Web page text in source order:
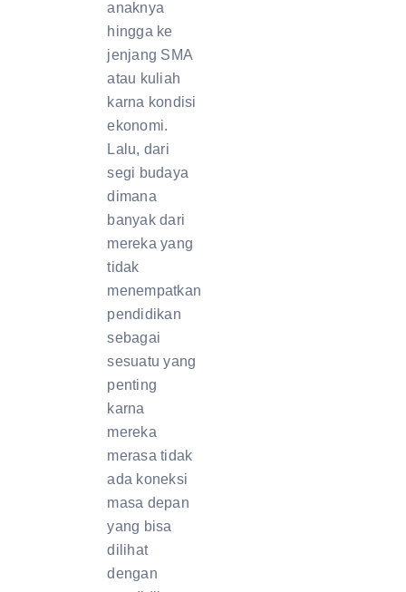
anaknya
hingga ke
jenjang SMA
atau kuliah
karna kondisi
ekonomi.
Lalu, dari
segi budaya
dimana
banyak dari
mereka yang
tidak
menempatkan
pendidikan
sebagai
sesuatu yang
penting
karna
mereka
merasa tidak
ada koneksi
masa depan
yang bisa
dilihat
dengan